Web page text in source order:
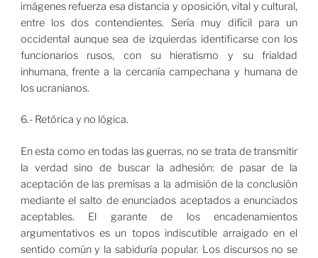
imágenes refuerza esa distancia y oposición, vital y cultural,
entre los dos contendientes. Sería muy difícil para un
occidental aunque sea de izquierdas identificarse con los
funcionarios rusos, con su hieratismo y su frialdad
inhumana, frente a la cercanía campechana y humana de
los ucranianos.
6.- Retórica y no lógica.
En esta como en todas las guerras, no se trata de transmitir
la verdad sino de buscar la adhesión: de pasar de la
aceptación de las premisas a la admisión de la conclusión
mediante el salto de enunciados aceptados a enunciados
aceptables. El garante de los encadenamientos
argumentativos es un topos indiscutible arraigado en el
sentido común y la sabiduría popular. Los discursos no se